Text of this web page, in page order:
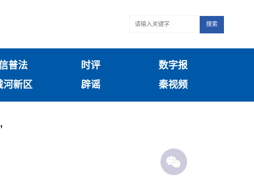
搜索
普法 时评
数字报
河新区 辟谣 秦视频